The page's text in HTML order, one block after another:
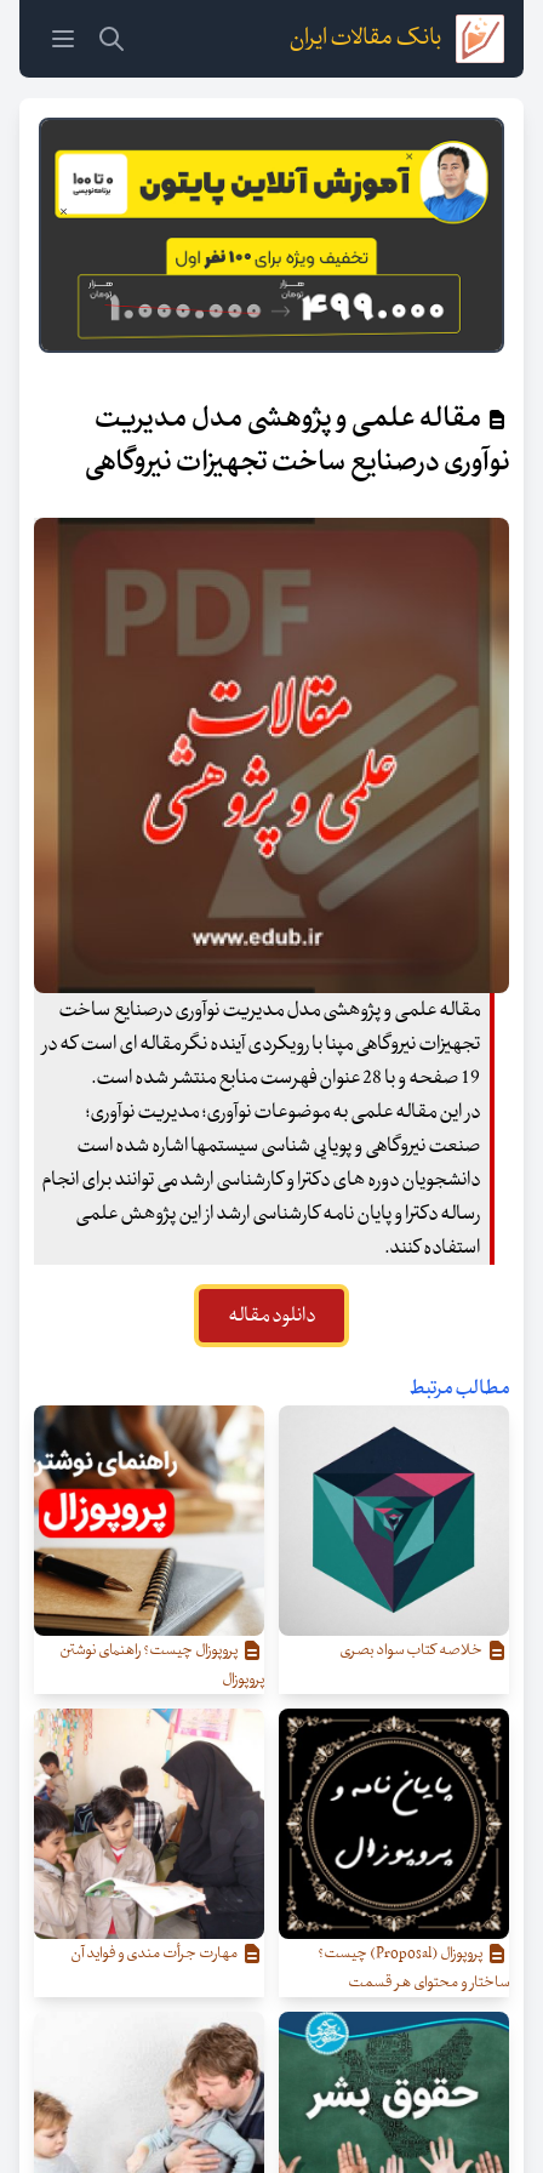
بانک مقالات ایران
مقاله علمی و پژوهشی مدل مدیریت
نوآوری درصنایع ساخت تجهیزات نیروگاهی
مقاله علمی و پژوهشی مدل مدیریت نوآوری درصنایع ساخت
تجهیزات نیروگاهی مپنا با رویکردی آینده نگر مقاله ای است که در
19 صفحه و با 28 عنوان فهرست منابع منتشر شده است.
در این مقاله علمی به موضوعات نوآوری؛ مدیریت نوآوری؛
صنعت نیروگاهی و پویایی شناسی سیستمها اشاره شده است
دانشجویان دوره های دکترا و کارشناسی ارشد می توانند برای انجام
رساله دکترا و پایان نامه کارشناسی ارشد از این پژوهش علمی
استفاده کنند.
دانلود مقاله
مطالب مرتبط
خلاصه کتاب سواد بصری
پروپوزال چیست؟ راهنمای نوشتن
پروپوزال
پروپوزال (Proposal) چیست؟
ساختار و محتوای هر قسمت
مهارت جرأت مندی و فواید آن